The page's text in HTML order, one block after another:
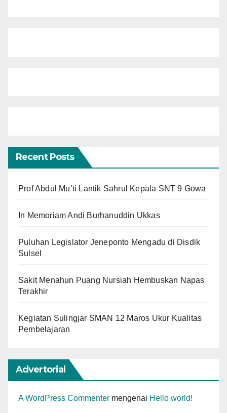
Recent Posts
Prof Abdul Mu’ti Lantik Sahrul Kepala SNT 9 Gowa
In Memoriam Andi Burhanuddin Ukkas
Puluhan Legislator Jeneponto Mengadu di Disdik
Sulsel
Sakit Menahun Puang Nursiah Hembuskan Napas
Terakhir
Kegiatan Sulingjar SMAN 12 Maros Ukur Kualitas
Pembelajaran
Advertorial
A WordPress Commenter mengenai Hello world!